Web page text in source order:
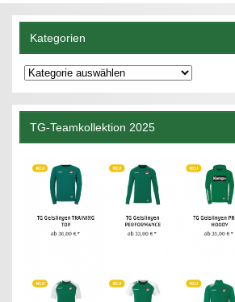
Kategorien
Kategorien
TG-Teamkollektion 2025